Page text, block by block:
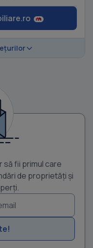
fii primul care
de proprietăți și